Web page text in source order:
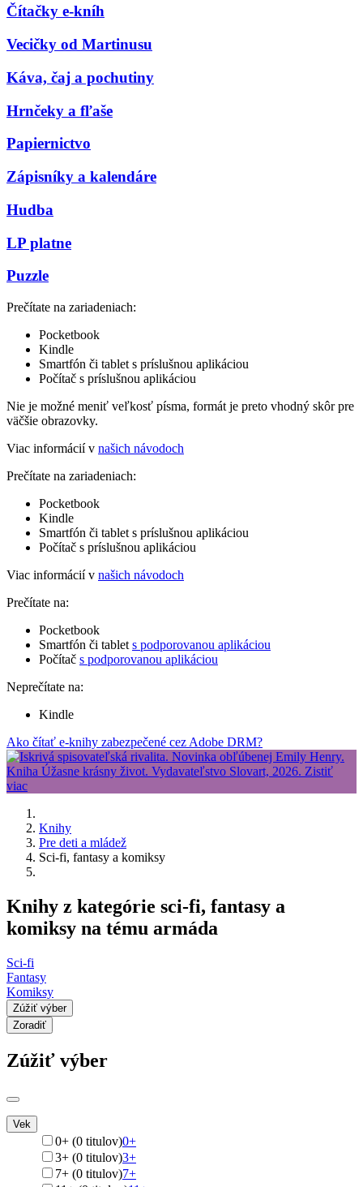
Čítačky e-kníh
Vecičky od Martinusu
Káva, čaj a pochutiny
Hrnčeky a fľaše
Papiernictvo
Zápisníky a kalendáre
Hudba
LP platne
Puzzle
Prečítate na zariadeniach:
Pocketbook
Kindle
Smartfón či tablet s príslušnou aplikáciou
Počítač s príslušnou aplikáciou
Nie je možné meniť veľkosť písma, formát je preto vhodný skôr pre
väčšie obrazovky.
Viac informácií v našich návodoch
Prečítate na zariadeniach:
Pocketbook
Kindle
Smartfón či tablet s príslušnou aplikáciou
Počítač s príslušnou aplikáciou
Viac informácií v našich návodoch
Prečítate na:
Pocketbook
Smartfón či tablet s podporovanou aplikáciou
Počítač s podporovanou aplikáciou
Neprečítate na:
Kindle
Ako čítať e-knihy zabezpečené cez Adobe DRM?
Knihy
Pre deti a mládež
Sci-fi, fantasy a komiksy
Knihy z kategórie sci-fi, fantasy a
komiksy na tému armáda
Sci-fi
Fantasy
Komiksy
Zúžiť výber
Zoradiť
Zúžiť výber
Vek
0+ (0 titulov)0+
3+ (0 titulov)3+
7+ (0 titulov)7+